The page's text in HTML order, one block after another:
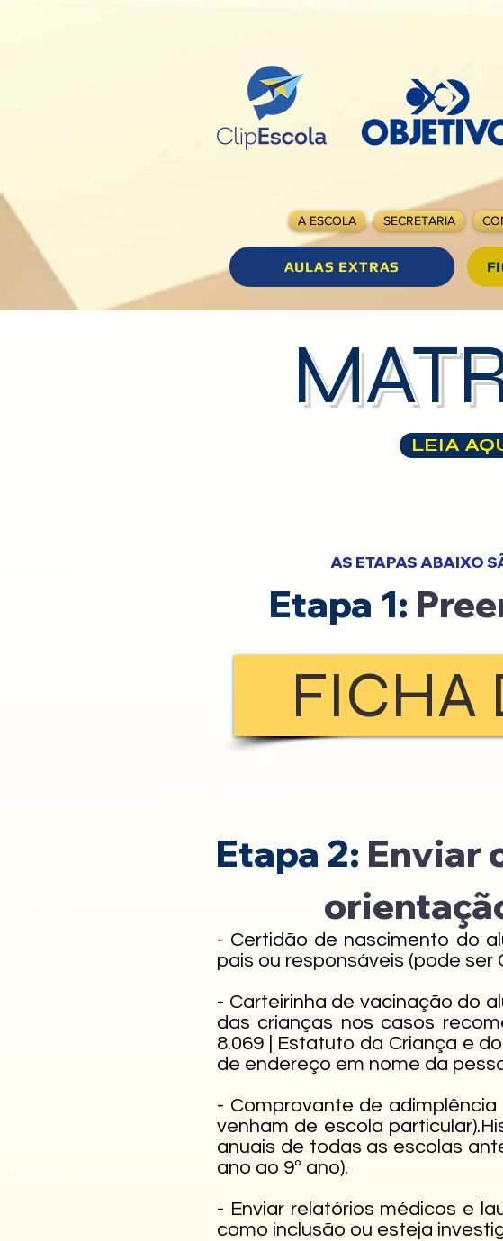
A ESCOLA SECRETARIA
AULAS EXTRAS
LEIA
AS ETAPAS ABAIXO
Etapa 1:
FICHA
Etapa 2: Enviar
- Certidão de nascimento do
pais ou responsáveis (pode ser
- Carteirinha de vacinação do
das crianças nos casos
8.069 | Estatuto da Criança e
de endereço em nome da
- Comprovante de
venham de escola
anuais de todas as escolas
ano ao 9º ano).
- Enviar relatórios médicos e
como inclusão ou esteja